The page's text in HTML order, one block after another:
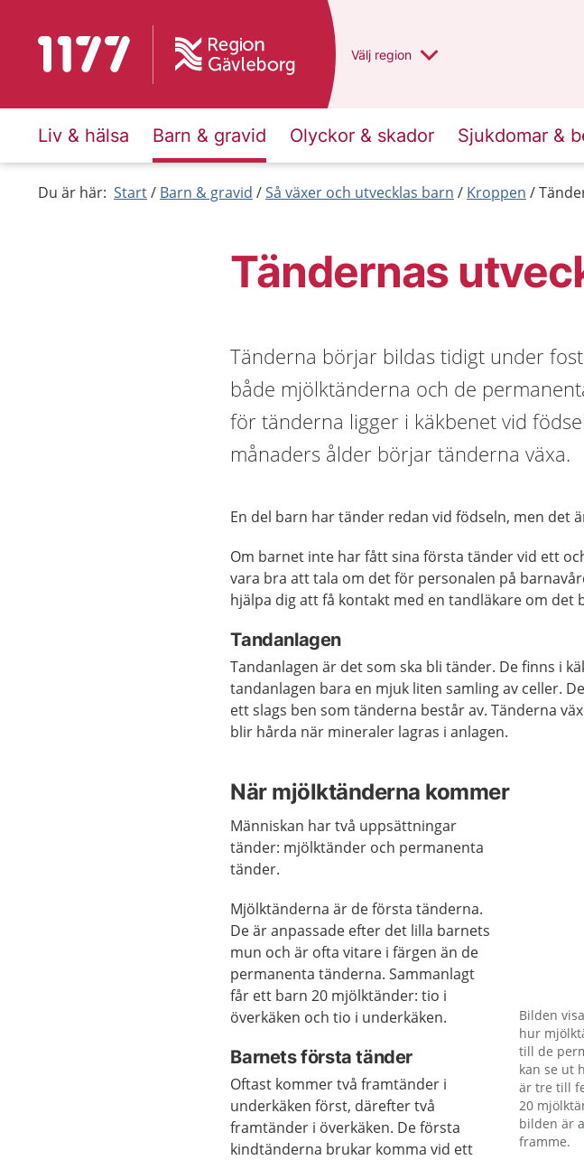
Till startsidan för 1177 Du har valt region
Välj en annan
region
Liv & hälsa Barn & gravid Olyckor & skador Sjukdomar &
Du är här: Start Barn & gravid Så växer och utvecklas barn Kroppen
Tändernas
Tänderna börjar bildas tidigt under
både mjölktänderna och de
för tänderna ligger i käkbenet vid
månaders ålder börjar tänderna växa.
En del barn har tänder redan vid födseln, men det
Om barnet inte har fått sina första tänder vid ett
vara bra att tala om det för personalen på
hjälpa dig att få kontakt med en tandläkare om det
Tandanlagen
Tandanlagen är det som ska bli tänder. De finns i
tandanlagen bara en mjuk liten samling av celler.
ett slags ben som tänderna består av. Tänderna
blir hårda när mineraler lagras i anlagen.
När mjölktänderna kommer
Förstora
Bilden
hur
till de
kan se ut
är tre till
20
bilden är
framme.
Människan har två uppsättningar
tänder: mjölktänder och permanenta
tänder.
Mjölktänderna är de första tänderna.
De är anpassade efter det lilla barnets
mun och är ofta vitare i färgen än de
permanenta tänderna. Sammanlagt
får ett barn 20 mjölktänder: tio i
överkäken och tio i underkäken.
Barnets första tänder
Oftast kommer två framtänder i
underkäken först, därefter två
framtänder i överkäken. De första
kindtänderna brukar komma vid ett